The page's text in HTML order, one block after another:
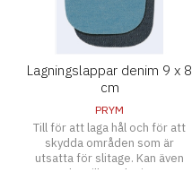
Lagningslappar denim 9 x 8
cm
PRYM
Till för att laga hål och för att
skydda områden som är
utsatta för slitage. Kan även